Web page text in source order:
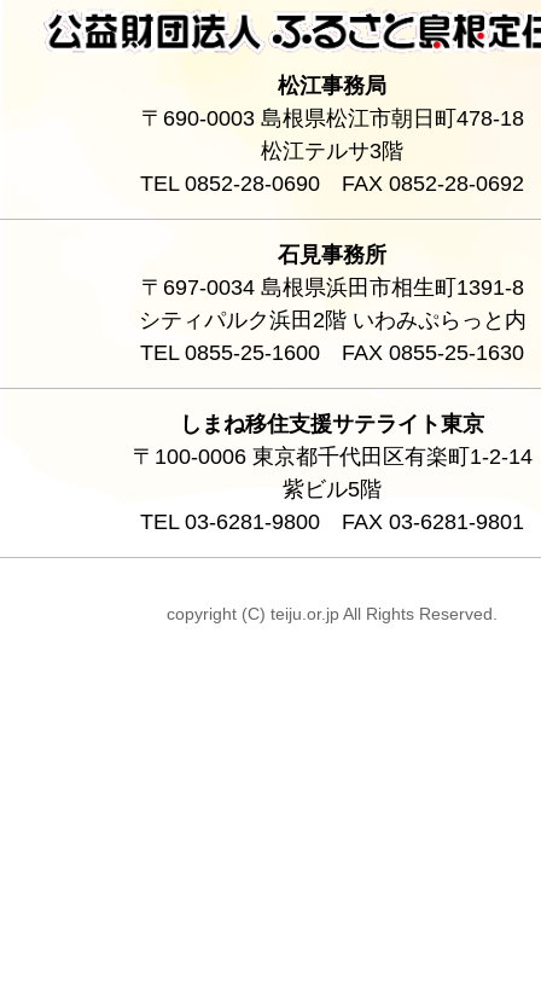
松江事務局
〒690-0003 島根県松江市朝日町478-18
松江テルサ3階
TEL 0852-28-0690 FAX 0852-28-0692
石見事務所
〒697-0034 島根県浜田市相生町1391-8
シティパルク浜田2階 いわみぷらっと内
TEL 0855-25-1600 FAX 0855-25-1630
しまね移住支援サテライト東京
〒100-0006 東京都千代田区有楽町1-2-14
紫ビル5階
TEL 03-6281-9800 FAX 03-6281-9801
copyright (C) teiju.or.jp All Rights Reserved.